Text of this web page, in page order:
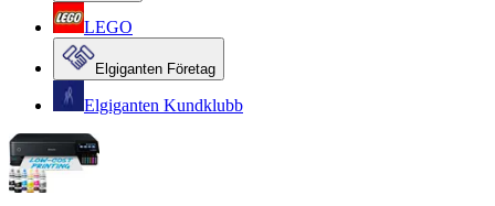
LEGO
Elgiganten Företag
Elgiganten Kundklubb